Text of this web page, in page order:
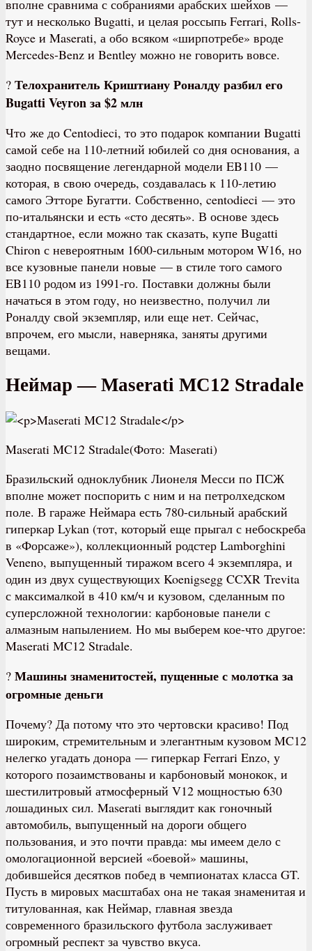
вполне сравнима с собраниями арабских шейхов —
тут и несколько Bugatti, и целая россыпь Ferrari, Rolls-
Royce и Maserati, а обо всяком «ширпотребе» вроде
Mercedes-Benz и Bentley можно не говорить вовсе.
? Телохранитель Криштиану Роналду разбил его
Bugatti Veyron за $2 млн
Что же до Centodieci, то это подарок компании Bugatti
самой себе на 110-летний юбилей со дня основания, а
заодно посвящение легендарной модели EB110 —
которая, в свою очередь, создавалась к 110-летию
самого Этторе Бугатти. Собственно, centodieci — это
по-итальянски и есть «сто десять». В основе здесь
стандартное, если можно так сказать, купе Bugatti
Chiron с невероятным 1600-сильным мотором W16, но
все кузовные панели новые — в стиле того самого
EB110 родом из 1991-го. Поставки должны были
начаться в этом году, но неизвестно, получил ли
Роналду свой экземпляр, или еще нет. Сейчас,
впрочем, его мысли, наверняка, заняты другими
вещами.
Неймар — Maserati MC12 Stradale
Maserati MC12 Stradale(Фото: Maserati)
Бразильский одноклубник Лионеля Месси по ПСЖ
вполне может поспорить с ним и на петролхедском
поле. В гараже Неймара есть 780-сильный арабский
гиперкар Lykan (тот, который еще прыгал с небоскреба
в «Форсаже»), коллекционный родстер Lamborghini
Veneno, выпущенный тиражом всего 4 экземпляра, и
один из двух существующих Koenigsegg CCXR Trevita
с максималкой в 410 км/ч и кузовом, сделанным по
суперсложной технологии: карбоновые панели с
алмазным напылением. Но мы выберем кое-что другое:
Maserati MC12 Stradale.
? Машины знаменитостей, пущенные с молотка за
огромные деньги
Почему? Да потому что это чертовски красиво! Под
широким, стремительным и элегантным кузовом MC12
нелегко угадать донора — гиперкар Ferrari Enzo, у
которого позаимствованы и карбоновый монокок, и
шестилитровый атмосферный V12 мощностью 630
лошадиных сил. Maserati выглядит как гоночный
автомобиль, выпущенный на дороги общего
пользования, и это почти правда: мы имеем дело с
омологационной версией «боевой» машины,
добившейся десятков побед в чемпионатах класса GT.
Пусть в мировых масштабах она не такая знаменитая и
титулованная, как Неймар, главная звезда
современного бразильского футбола заслуживает
огромный респект за чувство вкуса.